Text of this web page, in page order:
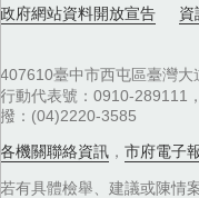
政府網站資料開放宣告 資
407610臺中市西屯區臺灣大
行動代表號：0910-289111
撥：(04)2220-3585
各機關聯絡資訊 ， 市府電子
若有具體檢舉、建議或陳情